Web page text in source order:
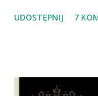
Mazowieckim,
wspólnego życia
UDOSTĘPNIJ 7